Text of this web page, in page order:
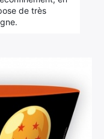
de très